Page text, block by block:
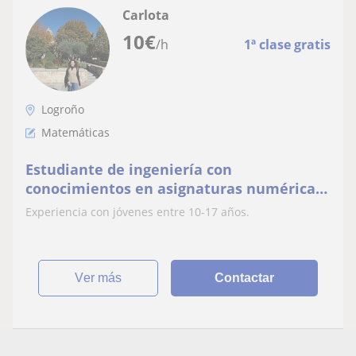
10€/h 1ª clase gratis
Carlota
Logroño
Matemáticas
Estudiante de ingeniería con
conocimientos en asignaturas numéricas
y de ciencias así como en organización
Experiencia con jóvenes entre 10-17 años.
ver más Contactar